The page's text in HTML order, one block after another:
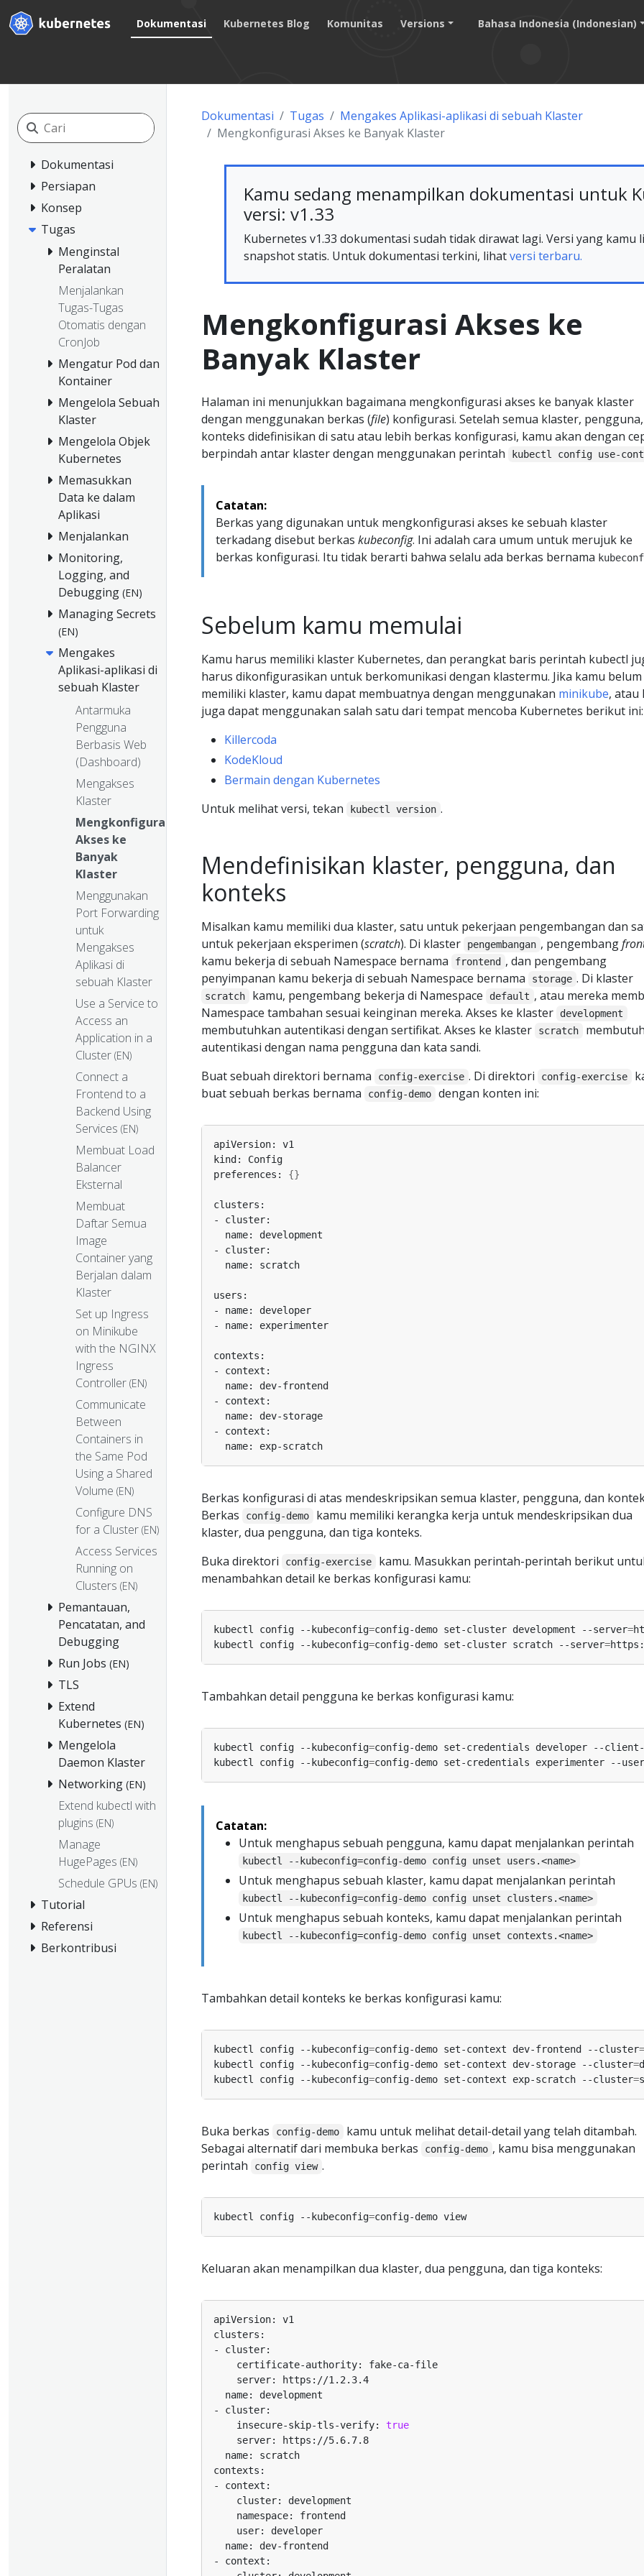
Dokumentasi Kubernetes Blog Komunitas Versions Bahasa Indonesia (Indonesian)
Dokumentasi
Persiapan
Konsep
Tugas
Menginstal
Peralatan
Menjalankan
Tugas-Tugas
Otomatis dengan
CronJob
Mengatur Pod dan
Kontainer
Mengelola Sebuah
Klaster
Mengelola Objek
Kubernetes
Memasukkan
Data ke dalam
Aplikasi
Menjalankan
Monitoring,
Logging, and
Debugging (EN)
Managing Secrets
(EN)
Mengakes
Aplikasi-aplikasi di
sebuah Klaster
Antarmuka
Pengguna
Berbasis Web
(Dashboard)
Mengakses
Klaster
Mengkonfigurasi
Akses ke
Banyak
Klaster
Menggunakan
Port Forwarding
untuk
Mengakses
Aplikasi di
sebuah Klaster
Use a Service to
Access an
Application in a
Cluster (EN)
Connect a
Frontend to a
Backend Using
Services (EN)
Membuat Load
Balancer
Eksternal
Membuat
Daftar Semua
Image
Container yang
Berjalan dalam
Klaster
Set up Ingress
on Minikube
with the NGINX
Ingress
Controller (EN)
Communicate
Between
Containers in
the Same Pod
Using a Shared
Volume (EN)
Configure DNS
for a Cluster (EN)
Access Services
Running on
Clusters (EN)
Pemantauan,
Pencatatan, and
Debugging
Run Jobs (EN)
TLS
Extend
Kubernetes (EN)
Mengelola
Daemon Klaster
Networking (EN)
Extend kubectl with
plugins (EN)
Manage
HugePages (EN)
Schedule GPUs (EN)
Tutorial
Referensi
Berkontribusi
Dokumentasi Tugas
Mengakes Aplikasi-aplikasi di sebuah Klaster
Mengkonfigurasi Akses ke Banyak Klaster
Kamu sedang menampilkan dokumentasi untuk
versi: v1.33
Kubernetes v1.33 dokumentasi sudah tidak dirawat lagi. Versi yang kamu
snapshot statis. Untuk dokumentasi terkini, lihatversi terbaru.
Mengkonfigurasi Akses ke
Banyak Klaster
Halaman ini menunjukkan bagaimana mengkonfigurasi akses ke banyak klaster
dengan menggunakan berkas (file) konfigurasi. Setelah semua klaster,
konteks didefinisikan di satu atau lebih berkas konfigurasi, kamu akan dengan
berpindah antar klaster dengan menggunakan perintah
kubectl config use-
Catatan:
Berkas yang digunakan untuk mengkonfigurasi akses ke sebuah klaster
terkadang disebut berkas kubeconfig. Ini adalah cara umum untuk merujuk ke
berkas konfigurasi. Itu tidak berarti bahwa selalu ada berkas bernama
Sebelum kamu memulai
Kamu harus memiliki klaster Kubernetes, dan perangkat baris perintah kubectl
harus dikonfigurasikan untuk berkomunikasi dengan klastermu. Jika kamu belum
memiliki klaster, kamu dapat membuatnya dengan menggunakan minikube, atau
juga dapat menggunakan salah satu dari tempat mencoba Kubernetes berikut ini:
Killercoda
KodeKloud
Bermain dengan Kubernetes
Untuk melihat versi, tekan
kubectl version .
Mendefinisikan klaster, pengguna, dan
konteks
Misalkan kamu memiliki dua klaster, satu untuk pekerjaan pengembangan dan
untuk pekerjaan eksperimen (scratch). Di klaster pengembangan , pengembang
kamu bekerja di sebuah Namespace bernama
frontend , dan pengembang
penyimpanan kamu bekerja di sebuah Namespace bernama
storage . Di klaster
scratch kamu, pengembang bekerja di Namespace default , atau mereka
Namespace tambahan sesuai keinginan mereka. Akses ke klaster
development
membutuhkan autentikasi dengan sertifikat. Akses ke klaster scratch
autentikasi dengan nama pengguna dan kata sandi.
Buat sebuah direktori bernama
config-exercise . Di direktori config-exercise
buat sebuah berkas bernama
config-demo dengan konten ini:
preferences: {}
Berkas konfigurasi di atas mendeskripsikan semua klaster, pengguna, dan
Berkas
config-demo
kamu memiliki kerangka kerja untuk mendeskripsikan dua
klaster, dua pengguna, dan tiga konteks.
Buka direktori
config-exercise
kamu. Masukkan perintah-perintah berikut
menambahkan detail ke berkas konfigurasi kamu:
kubectl config --kubeconfig=config-demo set-cluster development --server=
kubectl config --kubeconfig=config-demo set-cluster scratch --server=
Tambahkan detail pengguna ke berkas konfigurasi kamu:
kubectl config --kubeconfig=config-demo set-credentials developer --
kubectl config --kubeconfig=config-demo set-credentials experimenter --
Catatan:
Untuk menghapus sebuah pengguna, kamu dapat menjalankan perintah
kubectl --kubeconfig=config-demo config unset users.<name>
Untuk menghapus sebuah klaster, kamu dapat menjalankan perintah
kubectl --kubeconfig=config-demo config unset clusters.<name>
Untuk menghapus sebuah konteks, kamu dapat menjalankan perintah
kubectl --kubeconfig=config-demo config unset contexts.<name>
Tambahkan detail konteks ke berkas konfigurasi kamu:
kubectl config --kubeconfig=config-demo set-context dev-frontend --cluster=
kubectl config --kubeconfig=config-demo set-context dev-storage --cluster=
kubectl config --kubeconfig=config-demo set-context exp-scratch --cluster=
Buka berkas config-demo
kamu untuk melihat detail-detail yang telah ditambah.
Sebagai alternatif dari membuka berkas
config-demo , kamu bisa menggunakan
perintah
config view .
kubectl config --kubeconfig=
Keluaran akan menampilkan dua klaster, dua pengguna, dan tiga konteks:
    insecure-skip-tls-verify:
true